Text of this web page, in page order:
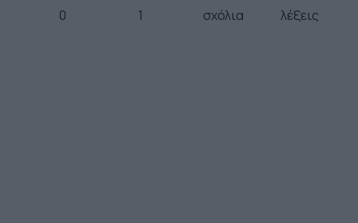
0 1 σχόλια λέξεις